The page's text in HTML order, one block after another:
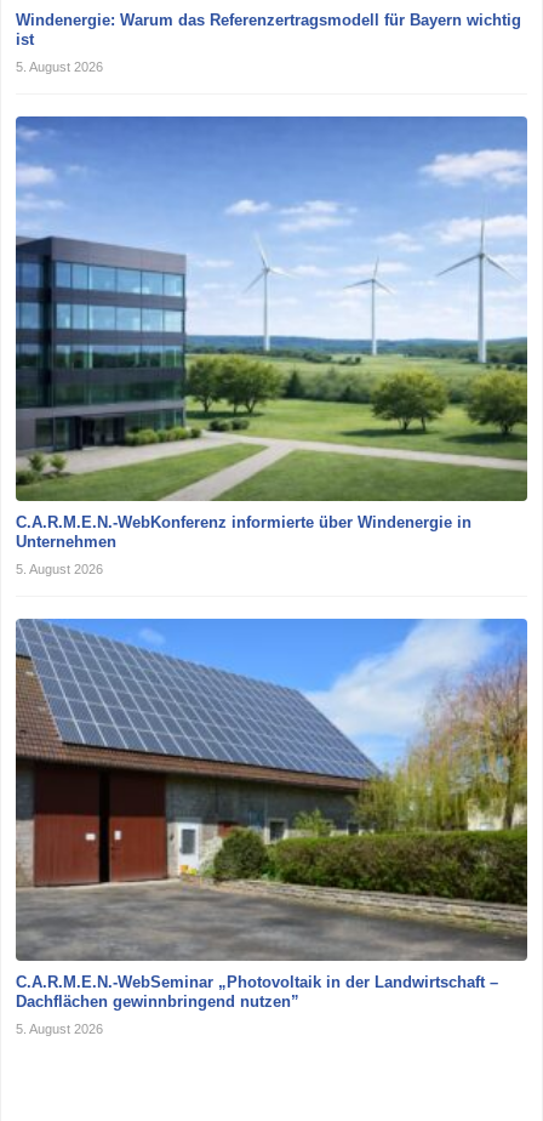
Windenergie: Warum das Referenzertragsmodell für Bayern wichtig
ist
5. August 2026
C.A.R.M.E.N.-WebKonferenz informierte über Windenergie in
Unternehmen
5. August 2026
C.A.R.M.E.N.-WebSeminar „Photovoltaik in der Landwirtschaft –
Dachflächen gewinnbringend nutzen”
5. August 2026